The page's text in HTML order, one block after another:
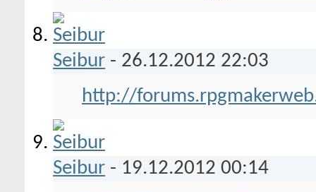
Seibur - 26.12.2012 22:03
http://
Seibur - 19.12.2012 00:14